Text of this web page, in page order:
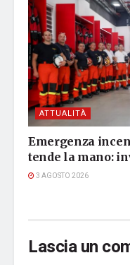
ATTUALITÀ
Emergenza
tende la mano:
3 AGOSTO 2026
Lascia un